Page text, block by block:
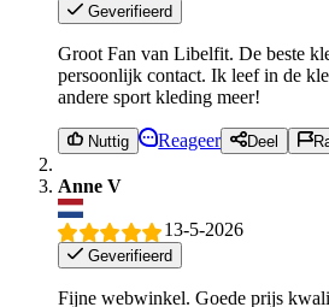
Geverifieerd
Groot Fan van Libelfit. De beste
persoonlijk contact. Ik leef in de
andere sport kleding meer!
Nuttig Reageer Deel
Anne V
13-5-2026
Geverifieerd
Fijne webwinkel. Goede prijs